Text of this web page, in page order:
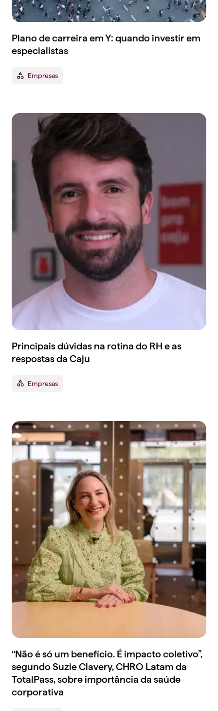
Plano de carreira em Y: quando investir em
especialistas
Empresas
Principais dúvidas na rotina do RH e as
respostas da Caju
Empresas
“Não é só um benefício. É impacto coletivo”,
segundo Suzie Clavery, CHRO Latam da
TotalPass, sobre importância da saúde
corporativa